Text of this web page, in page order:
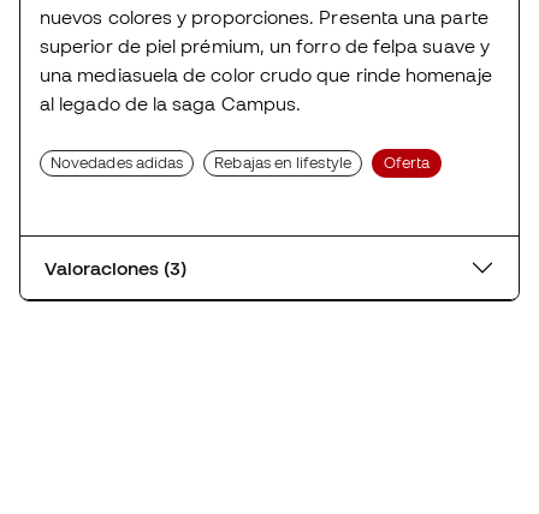
nuevos colores y proporciones. Presenta una parte
superior de piel prémium, un forro de felpa suave y
una mediasuela de color crudo que rinde homenaje
al legado de la saga Campus.
Novedades adidas Rebajas en lifestyle Oferta
Valoraciones (3)